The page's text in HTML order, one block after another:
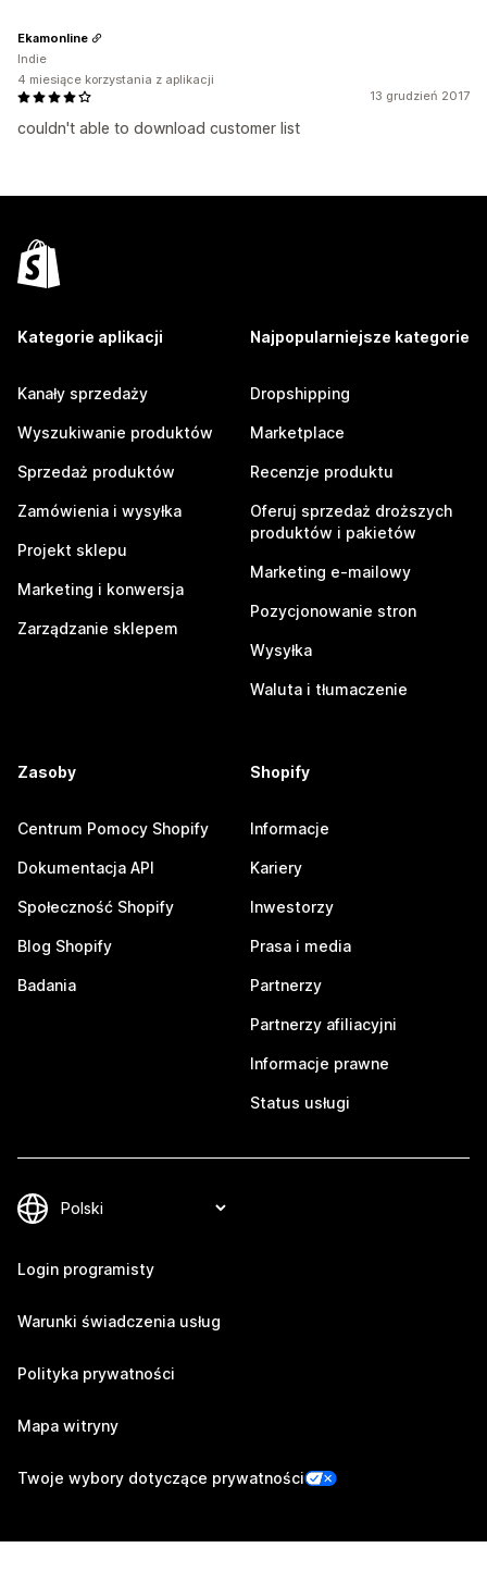
13 grudzień 2017
couldn't able to download customer list
Ekamonline
Indie
4 miesiące korzystania z aplikacji
Kategorie aplikacji
Kanały sprzedaży
Wyszukiwanie produktów
Sprzedaż produktów
Zamówienia i wysyłka
Projekt sklepu
Marketing i konwersja
Zarządzanie sklepem
Najpopularniejsze kategorie
Dropshipping
Marketplace
Recenzje produktu
Oferuj sprzedaż droższych
produktów i pakietów
Marketing e-mailowy
Pozycjonowanie stron
Wysyłka
Waluta i tłumaczenie
Zasoby
Centrum Pomocy Shopify
Dokumentacja API
Społeczność Shopify
Blog Shopify
Badania
Shopify
Informacje
Kariery
Inwestorzy
Prasa i media
Partnerzy
Partnerzy afiliacyjni
Informacje prawne
Status usługi
Login programisty
Warunki świadczenia usług
Polityka prywatności
Mapa witryny
Twoje wybory dotyczące prywatności